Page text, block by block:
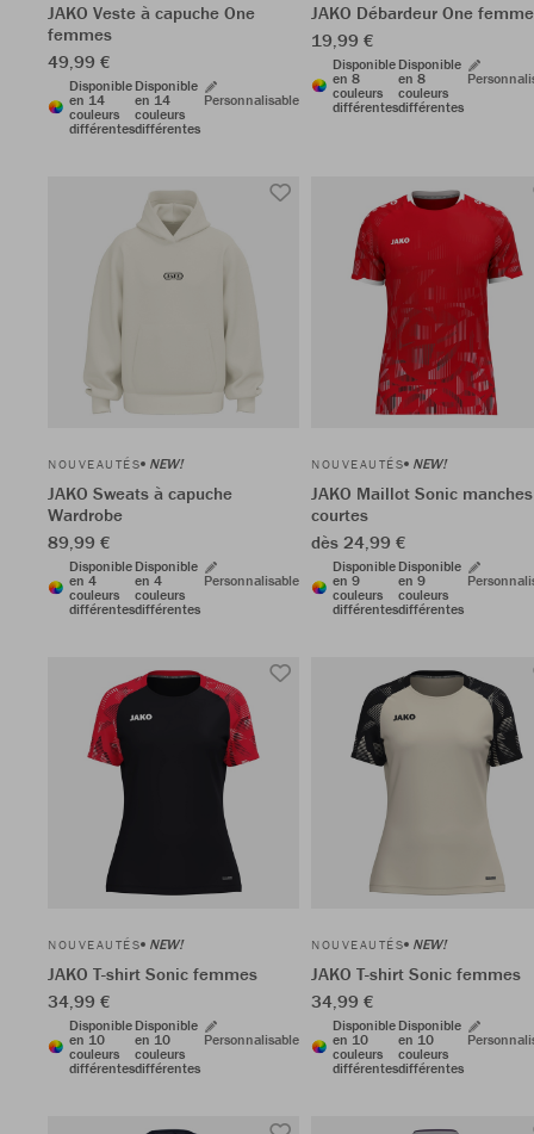
JAKO Veste à capuche One
femmes
49,99 €
Disponible
en 14
couleurs
différentes
Disponible
en 14
couleurs
différentes
Personnalisable
JAKO Débardeur One
19,99 €
Disponible
en 8
couleurs
différentes
Disponible
en 8
couleurs
différentes
NOUVEAUTÉS NEW!
JAKO Sweats à capuche
Wardrobe
89,99 €
Disponible
en 4
couleurs
différentes
Disponible
en 4
couleurs
différentes
Personnalisable
NOUVEAUTÉS NEW!
JAKO Maillot Sonic manches
courtes
dès 24,99 €
Disponible
en 9
couleurs
différentes
Disponible
en 9
couleurs
différentes
NOUVEAUTÉS NEW!
JAKO T-shirt Sonic femmes
34,99 €
Disponible
en 10
couleurs
différentes
Disponible
en 10
couleurs
différentes
Personnalisable
NOUVEAUTÉS NEW!
JAKO T-shirt Sonic femmes
34,99 €
Disponible
en 10
couleurs
différentes
Disponible
en 10
couleurs
différentes